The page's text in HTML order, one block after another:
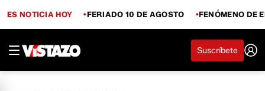
ES NOTICIA HOY FERIADO 10 DE AGOSTO FENÓMENO DE
Suscríbete